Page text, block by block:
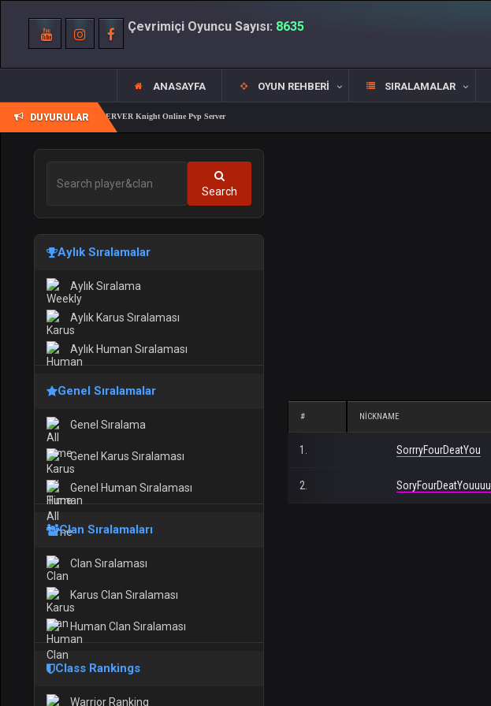
Çevrimiçi Oyuncu Sayısı: 8635
ANASAYFA OYUN REHBERI SIRALAMALAR
DUYURULAR
REALKO 83/1 PK SERVER Knight Online Pvp Server
Search
Aylık Sıralamalar
Aylık Sıralama
Aylık Karus Sıralaması
Aylık Human Sıralaması
Genel Sıralamalar
Genel Sıralama
Genel Karus Sıralaması
Genel Human Sıralaması
Clan Sıralamaları
Clan Sıralaması
Karus Clan Sıralaması
Human Clan Sıralaması
Class Rankings
Warrior Ranking
# NICKNAME
1. SorrryFourDeatYou
2. SoryFourDeatYouuuu